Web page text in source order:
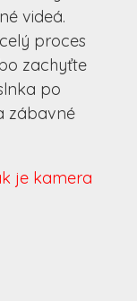
videá.
proces
zachyťte
po
zábavné
je kamera